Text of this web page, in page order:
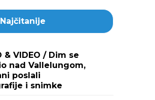
Najčitanije
& VIDEO / Dim se
nad Vallelungom,
poslali
i snimke